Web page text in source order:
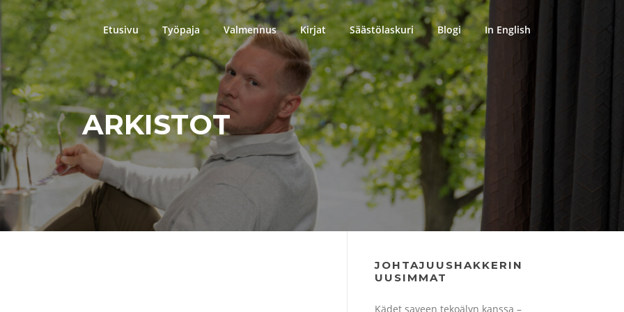
Etusivu Työpaja Valmennus Kirjat Säästölaskuri Blogi In English
ARKISTOT
JOHTAJUUSHAKKERIN
UUSIMMAT
Kädet saveen tekoälyn kanssa –